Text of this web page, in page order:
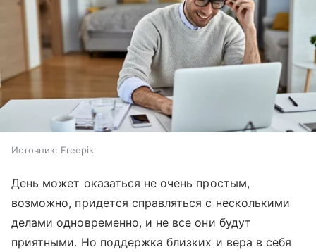
Источник: Freepik
День может оказаться не очень простым,
возможно, придется справляться с несколькими
делами одновременно, и не все они будут
приятными. Но поддержка близких и вера в себя